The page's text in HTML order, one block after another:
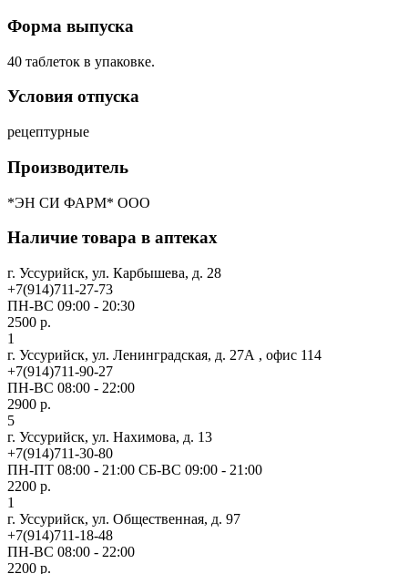
Форма выпуска
40 таблеток в упаковке.
Условия отпуска
рецептурные
Производитель
*ЭН СИ ФАРМ* ООО
Наличие товара в аптеках
г. Уссурийск, ул. Карбышева, д. 28
+7(914)711-27-73
ПН-ВС 09:00 - 20:30
2500 р.
1
г. Уссурийск, ул. Ленинградская, д. 27А , офис 114
+7(914)711-90-27
ПН-ВС 08:00 - 22:00
2900 р.
5
г. Уссурийск, ул. Нахимова, д. 13
+7(914)711-30-80
ПН-ПТ 08:00 - 21:00 СБ-ВС 09:00 - 21:00
2200 р.
1
г. Уссурийск, ул. Общественная, д. 97
+7(914)711-18-48
ПН-ВС 08:00 - 22:00
2200 р.